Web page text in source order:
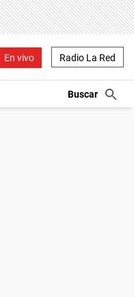
En vivo Radio La Red